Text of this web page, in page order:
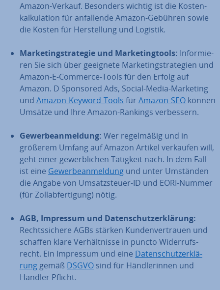
Amazon-Verkauf. Besonders wichtig ist die Kos­ten­
kal­ku­la­ti­on für an­fal­len­de Amazon-Gebühren sowie
die Kosten für Her­stel­lung und Logistik.
Mar­ke­ting­stra­te­gie und Mar­ke­ting­tools: In­for­mie­
ren Sie sich über geeignete Mar­ke­ting­stra­te­gien und
Amazon-E-Commerce-Tools für den Erfolg auf
Amazon. D Sponsored Ads, Social-Media-Marketing
und Amazon-Keyword-Tools für Amazon-SEO können
Umsätze und Ihre Amazon-Rankings ver­bes­sern.
Ge­wer­be­an­mel­dung: Wer re­gel­mä­ßig und in
größerem Umfang auf Amazon Artikel verkaufen will,
geht einer ge­werb­li­chen Tätigkeit nach. In dem Fall
ist eine Ge­wer­be­an­mel­dung und unter Umständen
die Angabe von Um­satz­steu­er-ID und EORI-Nummer
(für Zoll­ab­fer­ti­gung) nötig.
AGB, Impressum und Da­ten­schutz­er­klä­rung:
Rechts­si­che­re AGBs stärken Kun­den­ver­trau­en und
schaffen klare Ver­hält­nis­se in puncto Wi­der­rufs­
recht. Ein Impressum und eine Da­ten­schutz­er­klä­
rung gemäß DSGVO sind für Händ­le­rin­nen und
Händler Pflicht.